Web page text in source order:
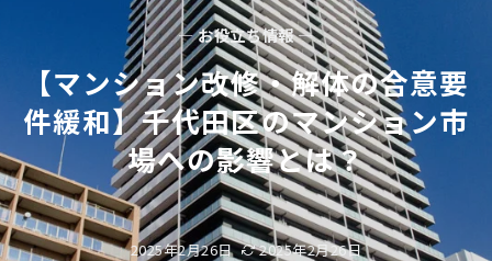
— お役立ち情報 —
【マンション改修・解体の合意要
件緩和】千代田区のマンション市
場への影響とは？
2025年2月26日 2025年2月26日